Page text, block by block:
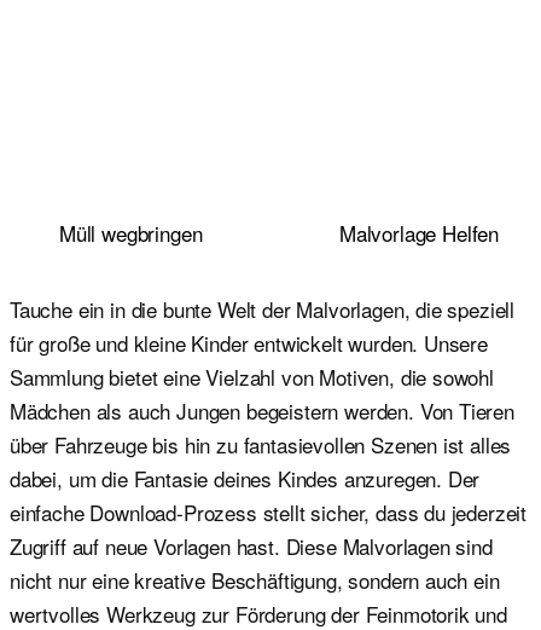
Müll wegbringen Malvorlage Helfen
Tauche ein in die bunte Welt der Malvorlagen, die speziell
für große und kleine Kinder entwickelt wurden. Unsere
Sammlung bietet eine Vielzahl von Motiven, die sowohl
Mädchen als auch Jungen begeistern werden. Von Tieren
über Fahrzeuge bis hin zu fantasievollen Szenen ist alles
dabei, um die Fantasie deines Kindes anzuregen. Der
einfache Download-Prozess stellt sicher, dass du jederzeit
Zugriff auf neue Vorlagen hast. Diese Malvorlagen sind
nicht nur eine kreative Beschäftigung, sondern auch ein
wertvolles Werkzeug zur Förderung der Feinmotorik und